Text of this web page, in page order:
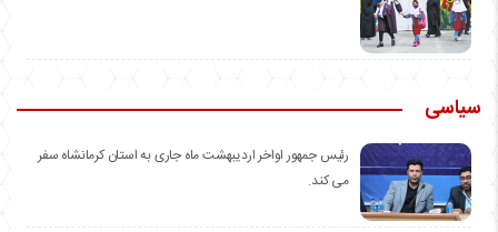
سیاسی
رئیس جمهور اواخر اردیبهشت ماه جاری به استان کرمانشاه سفر
می کند.